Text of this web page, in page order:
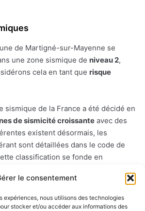
le consentement
expériences, nous utilisons des technologies
stocker et/ou accéder aux informations des
de Martigné-sur-Mayenne se
une zone sismique de niveau 2,
cela en tant que risque
sismique de la France a été décidé en
de sismicité croissante avec des
existent désormais, les
sont détaillées dans le code de
classification se fonde en
dans une région donnée sur une
à partir des précédents séismes.